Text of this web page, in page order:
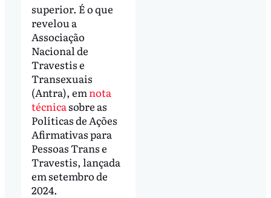
superior. É o que
revelou a
Associação
Nacional de
Travestis e
Transexuais
(Antra), em nota
técnica sobre as
Políticas de Ações
Afirmativas para
Pessoas Trans e
Travestis, lançada
em setembro de
2024.